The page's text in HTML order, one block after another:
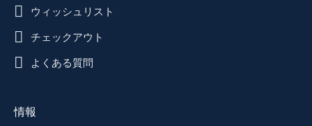
ウィッシュリスト
チェックアウト
よくある質問
情報